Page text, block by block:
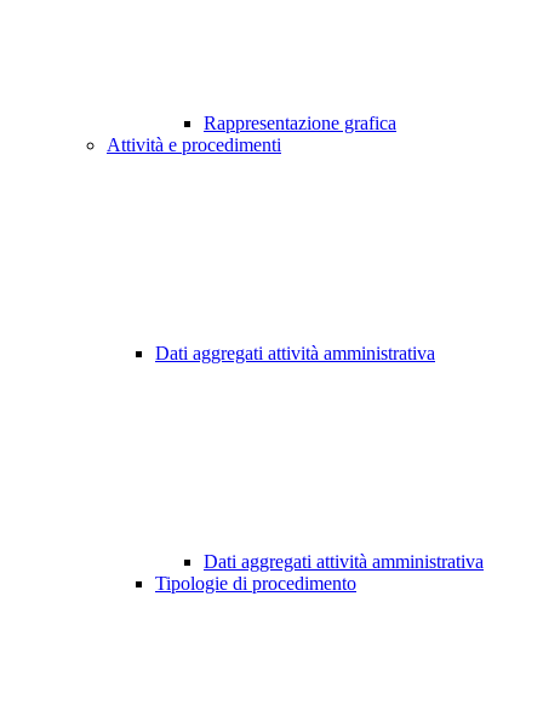
Rappresentazione grafica
Attività e procedimenti
Dati aggregati attività amministrativa
Dati aggregati attività amministrativa
Tipologie di procedimento